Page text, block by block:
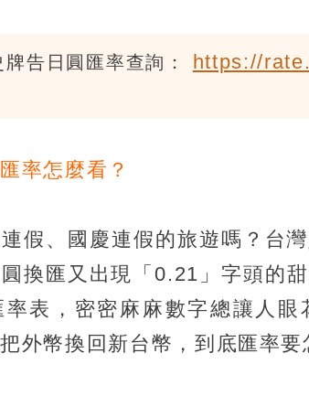
告日圓匯率查詢： https://
率怎麼看？
假、國慶連假的旅遊嗎？台
換匯又出現「0.21」字頭的
表，密密麻麻數字總讓人
外幣換回新台幣，到底匯率要